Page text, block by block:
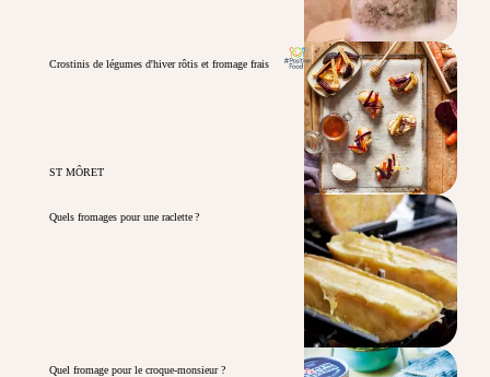
Crostinis de légumes d'hiver rôtis et fromage frais
ST MÔRET
Quels fromages pour une raclette ?
Quel fromage pour le croque-monsieur ?